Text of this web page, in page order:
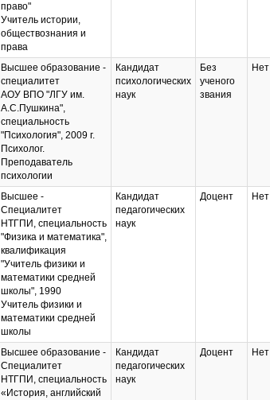
право"
Учитель истории,
обществознания и
права
Высшее образование -
специалитет
АОУ ВПО "ЛГУ им.
А.С.Пушкина",
специальность
"Психология", 2009 г.
Психолог.
Преподаватель
психологии
Кандидат
психологических
наук
Без
ученого
звания
Нет
Высшее -
Специалитет
НТГПИ, специальность
"Физика и математика",
квалификация
"Учитель физики и
математики средней
школы", 1990
Учитель физики и
математики средней
школы
Кандидат
педагогических
наук
Доцент Нет
Высшее образование -
Специалитет
НТГПИ, специальность
«История, английский
Кандидат
педагогических
наук
Доцент Нет